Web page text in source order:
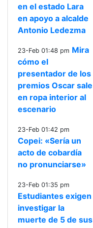
en el estado Lara
en apoyo a alcalde
Antonio Ledezma
23-Feb 01:48 pm Mira
cómo el
presentador de los
premios Oscar sale
en ropa interior al
escenario
23-Feb 01:42 pm
Copei: «Sería un
acto de cobardía
no pronunciarse»
23-Feb 01:35 pm
Estudiantes exigen
investigar la
muerte de 5 de sus